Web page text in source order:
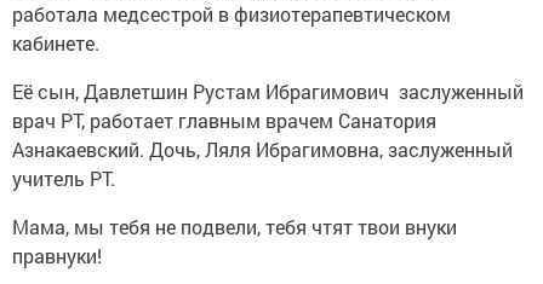
работала медсестрой в физиотерапевтическом
кабинете.
Её сын, Давлетшин Рустам Ибрагимович заслуженный
врач РТ, работает главным врачем Санатория
Азнакаевский. Дочь, Ляля Ибрагимовна, заслуженный
учитель РТ.
Мама, мы тебя не подвели, тебя чтят твои внуки
правнуки!